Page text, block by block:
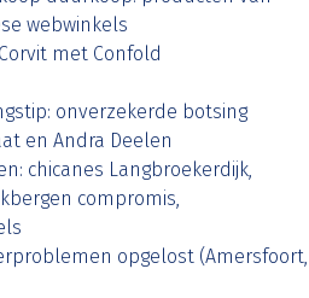
webwinkels
met Confold
onverzekerde botsing
en Andra Deelen
chicanes Langbroekerdijk,
compromis,
opgelost (Amersfoort,